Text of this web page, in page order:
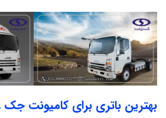
بهترین باتری برای کامیونت جک 9 تن